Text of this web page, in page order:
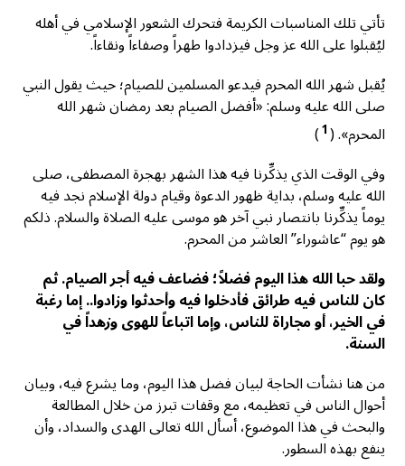
تأتي تلك المناسبات الكريمة فتحرك الشعور الإسلامي في أهله
ليُقبلوا على الله عز وجل فيزدادوا طهراً وصفاءاً ونقاءاً.
يُقبل شهر الله المحرم فيدعو المسلمين للصيام؛ حيث يقول النبي
صلى الله عليه وسلم: «أفضل الصيام بعد رمضان شهر الله
المحرم». (1
)
وفي الوقت الذي يذكِّرنا فيه هذا الشهر بهجرة المصطفى، صلى
الله عليه وسلم، بداية ظهور الدعوة وقيام دولة الإسلام نجد فيه
يوماً يذكِّرنا بانتصار نبي آخر هو موسى عليه الصلاة والسلام. ذلكم
هو يوم “عاشوراء” العاشر من المحرم.
ولقد حبا الله هذا اليوم فضلاً؛ فضاعف فيه أجر الصيام. ثم
كان للناس فيه طرائق فأدخلوا فيه وأحدثوا وزادوا.. إما رغبة
في الخير، أو مجاراة للناس، وإما اتباعاً للهوى وزهداً في
السنة.
من هنا نشأت الحاجة لبيان فضل هذا اليوم، وما يشرع فيه، وبيان
أحوال الناس في تعظيمه، مع وقفات تبرز من خلال المطالعة
والبحث في هذا الموضوع، أسأل الله تعالى الهدى والسداد، وأن
ينفع بهذه السطور.